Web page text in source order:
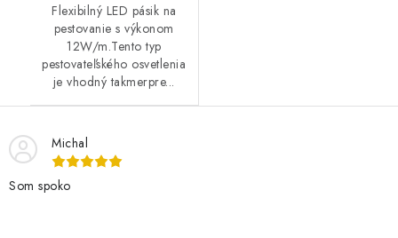
Flexibilný LED pásik na
pestovanie s výkonom
12W/m.Tento typ
pestovateľského osvetlenia
je vhodný takmerpre...
Michal
Som spoko